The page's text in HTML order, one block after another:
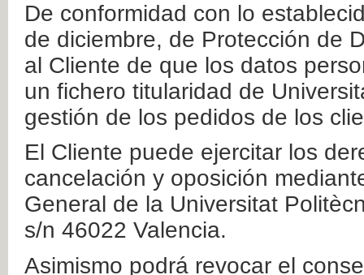
De conformidad con lo
de diciembre, de Protección de
al Cliente de que los datos
un fichero titularidad de
gestión de los pedidos de los
El Cliente puede ejercitar los
cancelación y oposición
General de la Universitat
s/n 46022 Valencia.
Asimismo podrá revocar el